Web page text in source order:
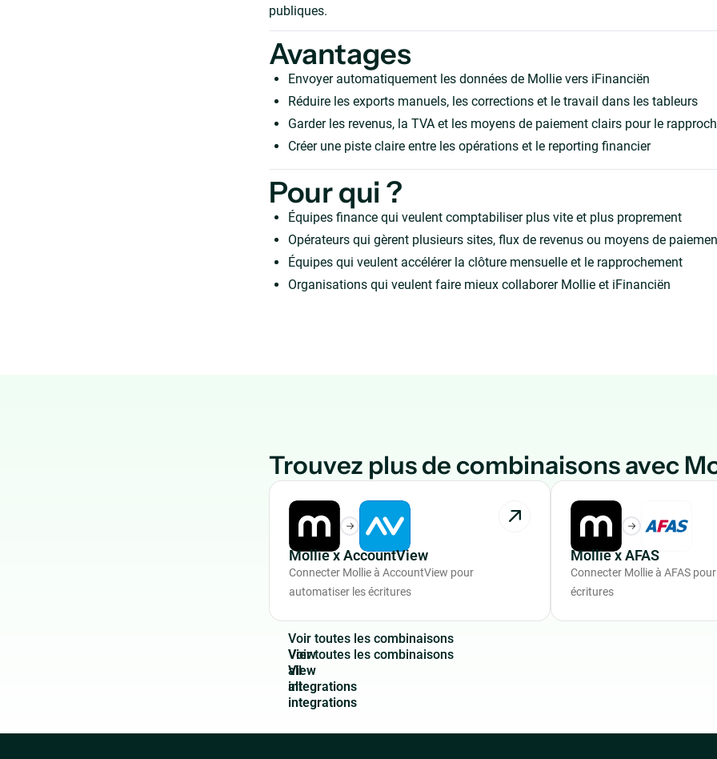
publiques.
Avantages
Envoyer automatiquement les données de Mollie vers iFinanciën
Réduire les exports manuels, les corrections et le travail dans les tableurs
Garder les revenus, la TVA et les moyens de paiement clairs pour le
Créer une piste claire entre les opérations et le reporting financier
Pour qui ?
Équipes finance qui veulent comptabiliser plus vite et plus proprement
Opérateurs qui gèrent plusieurs sites, flux de revenus ou moyens de
Équipes qui veulent accélérer la clôture mensuelle et le rapprochement
Organisations qui veulent faire mieux collaborer Mollie et iFinanciën
Trouvez plus de combinaisons avec
Mollie x AccountView
Connecter Mollie à AccountView pour
automatiser les écritures
Mollie x AFAS
Connecter Mollie à AFAS
écritures
Voir toutes les combinaisons
View
all
integrations